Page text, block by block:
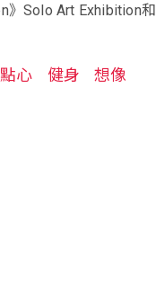
》Solo Art Exhibition和
點心 健身 想像